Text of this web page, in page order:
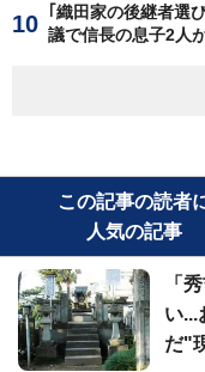
｢織田家の後継者選
議で信長の息子2人
この記事の読者
人気の記事
「
い...
だ"